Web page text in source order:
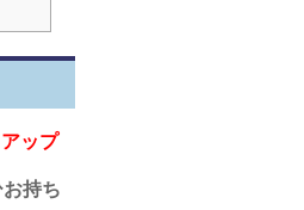
ップ
持ち